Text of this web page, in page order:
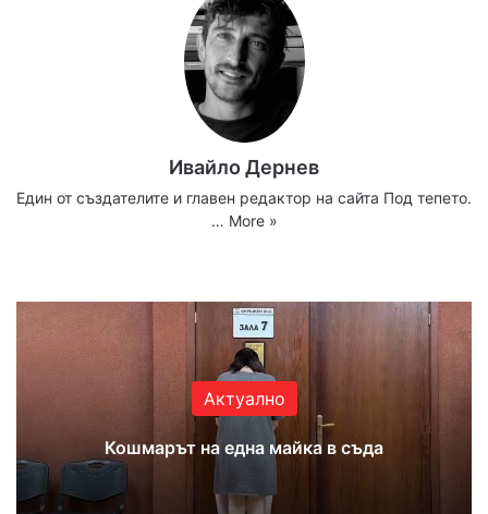
Ивайло Дернев
Един от създателите и главен редактор на сайта Под тепето.
… More »
te bo
ok
ub
e
ra
Актуално
Кошмарът на една майка в съда